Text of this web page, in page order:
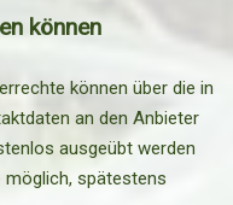
können
können über die in
an den Anbieter
ausgeübt werden
spätestens